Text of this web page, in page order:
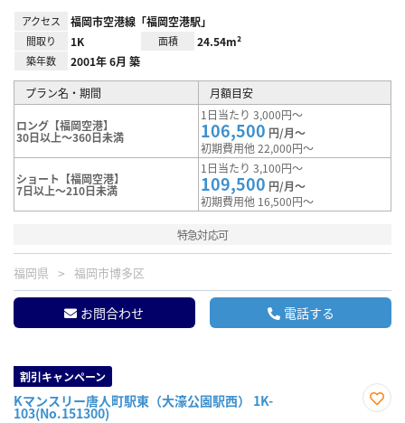
アクセス 福岡市空港線「福岡空港駅」
間取り 1K 面積 24.54m²
築年数 2001年 6月 築
プラン名・期間 月額目安
ロング【福岡空港】
30日以上～360日未満
1日当たり 3,000円～
106,500 円/月～
初期費用他 22,000円～
ショート【福岡空港】
7日以上～210日未満
1日当たり 3,100円～
109,500 円/月～
初期費用他 16,500円～
特急対応可
福岡県 福岡市博多区
お問合わせ 電話する
割引キャンペーン
Kマンスリー唐人町駅東（大濠公園駅西） 1K-
103(No.151300)